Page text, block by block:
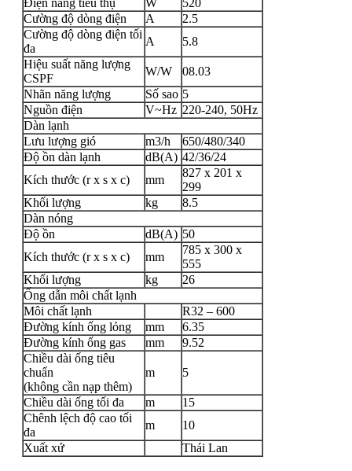
Cường độ dòng điện
A
2.5
Cường độ dòng điện tối
đa
A
5.8
Hiệu suất năng lượng
CSPF
W/W
08.03
Nhãn năng lượng
Số sao 5
Nguồn điện
V~Hz 220-240, 50Hz
Dàn lạnh
Lưu lượng gió
m3/h
650/480/340
Độ ồn dàn lạnh
dB(A) 42/36/24
Kích thước (r x s x c)
mm
827 x 201 x
299
Khối lượng
kg
8.5
Dàn nóng
Độ ồn
dB(A) 50
Kích thước (r x s x c)
mm
785 x 300 x
555
Khối lượng
kg
26
Ống dẫn môi chất lạnh
Môi chất lạnh
R32 – 600
Đường kính ống lỏng
mm
6.35
Đường kính ống gas
mm
9.52
Chiều dài ống tiêu
chuẩn
(không cần nạp thêm)
m 5
Chiều dài ống tối đa m
15
Chênh lệch độ cao tối
đa
m
10
Xuất xứ
Thái Lan